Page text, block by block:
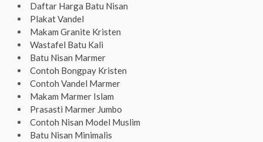
Daftar Harga Batu Nisan
Plakat Vandel
Makam Granite Kristen
Wastafel Batu Kali
Batu Nisan Marmer
Contoh Bongpay Kristen
Contoh Vandel Marmer
Makam Marmer Islam
Prasasti Marmer Jumbo
Contoh Nisan Model Muslim
Batu Nisan Minimalis